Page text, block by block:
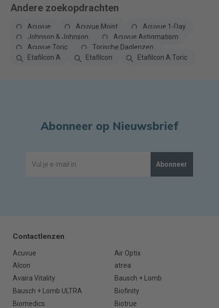
Andere zoekopdrachten
Acuvue Acuvue Moist
Acuvue 1-Day
Johnson & Johnson
Acuvue Astigmatism
Acuvue Toric
Torische Daglenzen
Etafilcon A
Etafilcon Etafilcon A Toric
Abonneer op Nieuwsbrief
Abonneer
Contactlenzen
Acuvue
Air Optix
Alcon
atrea
Avaira Vitality
Bausch + Lomb
Bausch + Lomb ULTRA
Biofinity
Biomedics
Biotrue